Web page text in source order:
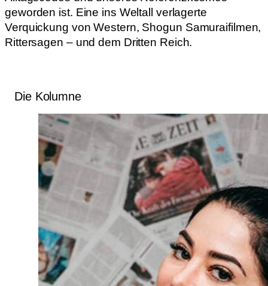
geworden ist. Eine ins Weltall verlagerte
Verquickung von Western, Shogun Samuraifilmen,
Rittersagen – und dem Dritten Reich.
Die Kolumne